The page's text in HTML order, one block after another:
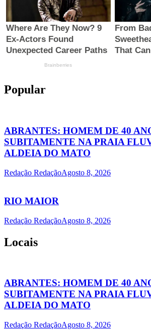
Popular
ABRANTES: HOMEM DE 40
SUBITAMENTE NA PRAIA
ALDEIA DO MATO
Redação RedaçãoAgosto 8, 2026
RIO MAIOR
Redação RedaçãoAgosto 8, 2026
Locais
ABRANTES: HOMEM DE 40
SUBITAMENTE NA PRAIA
ALDEIA DO MATO
Redação RedaçãoAgosto 8, 2026